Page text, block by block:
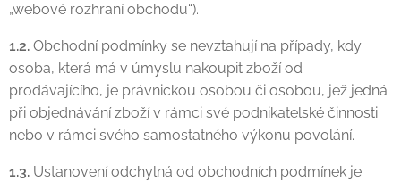
„webové rozhraní obchodu“).
1.2. Obchodní podmínky se nevztahují na případy, kdy
osoba, která má v úmyslu nakoupit zboží od
prodávajícího, je právnickou osobou či osobou, jež jedná
při objednávání zboží v rámci své podnikatelské činnosti
nebo v rámci svého samostatného výkonu povolání.
1.3. Ustanovení odchylná od obchodních podmínek je